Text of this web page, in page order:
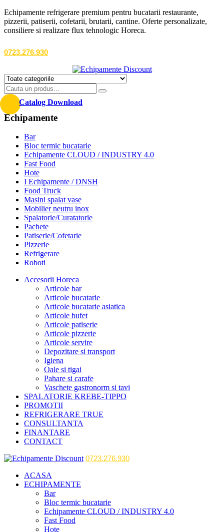
Echipamente refrigerare premium pentru bucatarii restaurante,
pizzerii, patiserii, cofetarii, brutarii, cantine. Oferte personalizate,
consiliere si realizare flux tehnologic Horeca.
0723.276.930
Catalog Download
Echipamente
Bar
Bloc termic bucatarie
Echipamente CLOUD / INDUSTRY 4.0
Fast Food
Hote
I Echipamente / DNSH
Food Truck
Masini spalat vase
Mobilier neutru inox
Spalatorie/Curatatorie
Pachete
Patiserie/Cofetarie
Pizzerie
Refrigerare
Roboti
Accesorii Horeca
Articole bar
Articole bucatarie
Articole bucatarie asiatica
Articole bufet
Articole patiserie
Articole pizzerie
Articole servire
Depozitare si transport
Igiena
Oale si tigai
Pahare si carafe
Vaschete gastronorm si tavi
SPALATORIE KREBE-TIPPO
PROMOTII
REFRIGERARE TRUE
CONSULTANTA
FINANTARE
CONTACT
0723.276.930
ACASA
ECHIPAMENTE
Bar
Bloc termic bucatarie
Echipamente CLOUD / INDUSTRY 4.0
Fast Food
Hote